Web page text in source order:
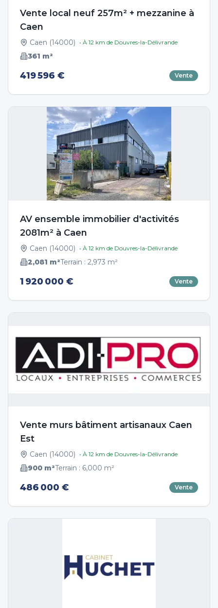
Vente local neuf 257m² + mezzanine à
Caen
Caen (14000) • À 12 km de Douvres-la-Délivrande
361 m²
419 596 € Vente
AV ensemble immobilier d'activités
2081m² à Caen
Caen (14000) • À 12 km de Douvres-la-Délivrande
2,081 m²Terrain : 2,973 m²
1 920 000 € Vente
Vente murs bâtiment artisanaux Caen
Est
Caen (14000) • À 12 km de Douvres-la-Délivrande
900 m²Terrain : 6,000 m²
486 000 € Vente